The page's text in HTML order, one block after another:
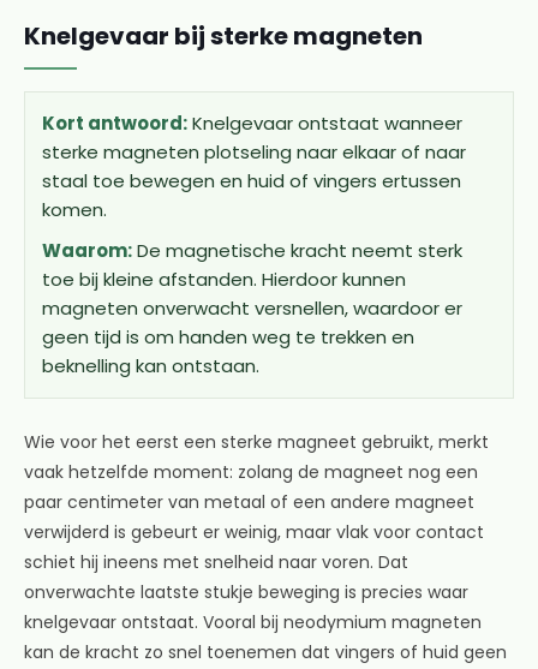
Knelgevaar bij sterke magneten
Kort antwoord:Knelgevaar ontstaat wanneer
sterke magneten plotseling naar elkaar of naar
staal toe bewegen en huid of vingers ertussen
komen.
Waarom:De magnetische kracht neemt sterk
toe bij kleine afstanden. Hierdoor kunnen
magneten onverwacht versnellen, waardoor er
geen tijd is om handen weg te trekken en
beknelling kan ontstaan.
Wie voor het eerst een sterke magneet gebruikt, merkt
vaak hetzelfde moment: zolang de magneet nog een
paar centimeter van metaal of een andere magneet
verwijderd is gebeurt er weinig, maar vlak voor contact
schiet hij ineens met snelheid naar voren. Dat
onverwachte laatste stukje beweging is precies waar
knelgevaar ontstaat. Vooral bij neodymium magneten
kan de kracht zo snel toenemen dat vingers of huid geen